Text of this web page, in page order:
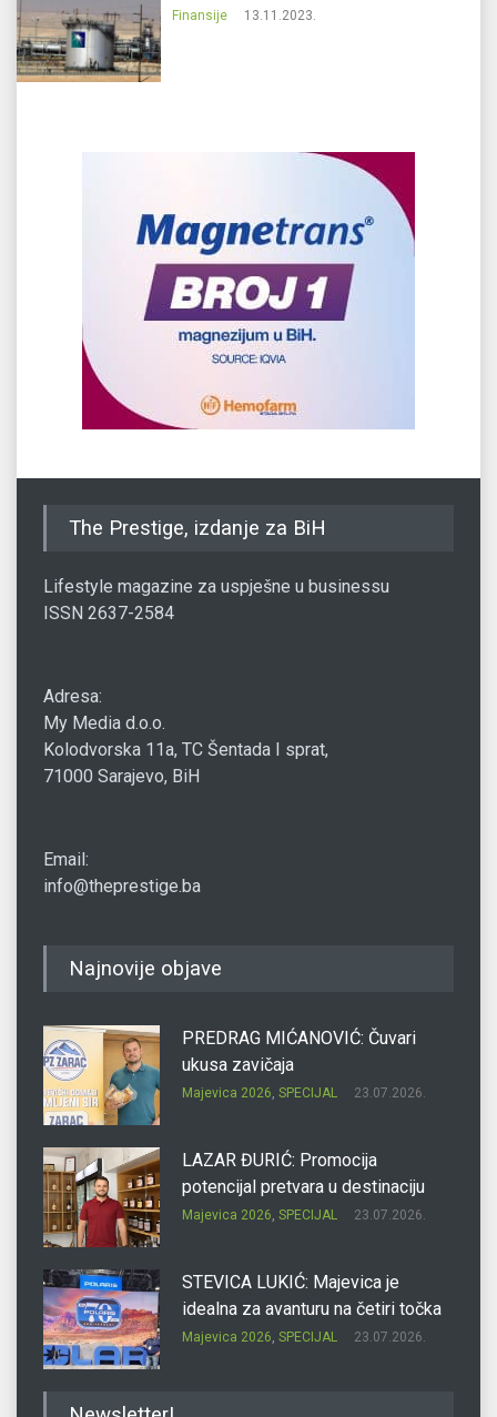
Finansije 13.11.2023.
The Prestige, izdanje za BiH
Lifestyle magazine za uspješne u businessu
ISSN 2637-2584
Adresa:
My Media d.o.o.
Kolodvorska 11a, TC Šentada I sprat,
71000 Sarajevo, BiH
Email:
info@theprestige.ba
Najnovije objave
PREDRAG MIĆANOVIĆ: Čuvari
ukusa zavičaja
Majevica 2026, SPECIJAL 23.07.2026.
LAZAR ĐURIĆ: Promocija
potencijal pretvara u destinaciju
Majevica 2026, SPECIJAL 23.07.2026.
STEVICA LUKIĆ: Majevica je
idealna za avanturu na četiri točka
Majevica 2026, SPECIJAL 23.07.2026.